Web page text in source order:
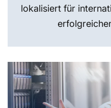
lokalisiert für